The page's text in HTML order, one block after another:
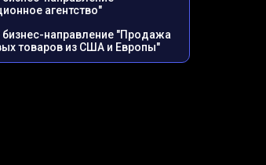
агентство"
бизнес-направление "Продажа
товаров из США и Европы"